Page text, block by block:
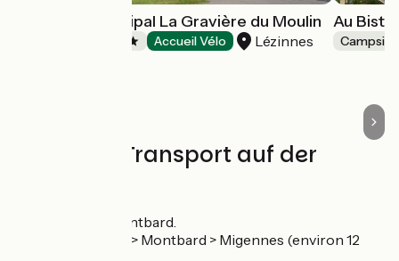
Camping Municipal La Gravière du Moulin
Accueil Vélo Lézinnes
Au
Züge und Transport auf der
Gare de Nuits, Montbard.
TER Dijon > Nuits > Montbard > Migennes (environ 12